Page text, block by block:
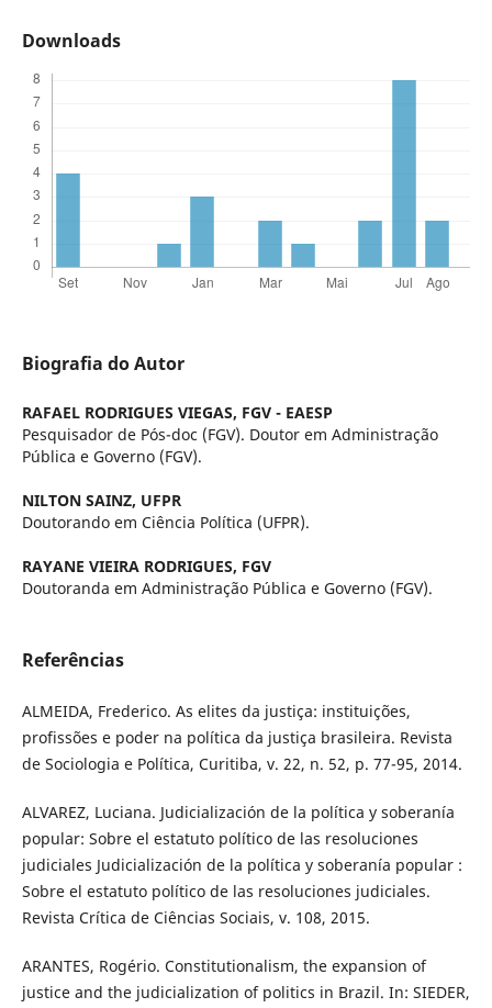
Downloads
Biografia do Autor
RAFAEL RODRIGUES VIEGAS, FGV - EAESP
Pesquisador de Pós-doc (FGV). Doutor em Administração
Pública e Governo (FGV).
NILTON SAINZ, UFPR
Doutorando em Ciência Política (UFPR).
RAYANE VIEIRA RODRIGUES, FGV
Doutoranda em Administração Pública e Governo (FGV).
Referências
ALMEIDA, Frederico. As elites da justiça: instituições,
profissões e poder na política da justiça brasileira. Revista
de Sociologia e Política, Curitiba, v. 22, n. 52, p. 77-95, 2014.
ALVAREZ, Luciana. Judicialización de la política y soberanía
popular: Sobre el estatuto político de las resoluciones
judiciales Judicialización de la política y soberanía popular :
Sobre el estatuto político de las resoluciones judiciales.
Revista Crítica de Ciências Sociais, v. 108, 2015.
ARANTES, Rogério. Constitutionalism, the expansion of
justice and the judicialization of politics in Brazil. In: SIEDER,